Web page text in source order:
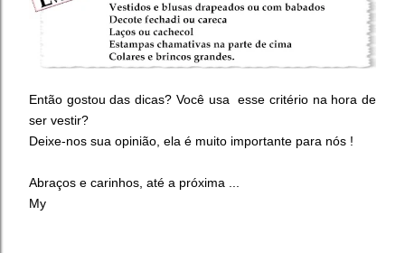
Então gostou das dicas? Você usa esse critério na hora de
ser vestir?
Deixe-nos sua opinião, ela é muito importante para nós !
Abraços e carinhos, até a próxima ...
My